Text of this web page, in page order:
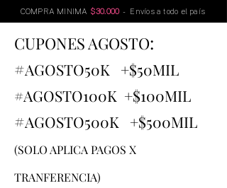
COMPRA MINIMA $30.000 - Envíos a todo el país
CUPONES AGOSTO:
#AGOSTO50K +$50MIL
#AGOSTO100K +$100MIL
#AGOSTO500K +$500MIL
(SOLO APLICA PAGOS X
TRANFERENCIA)